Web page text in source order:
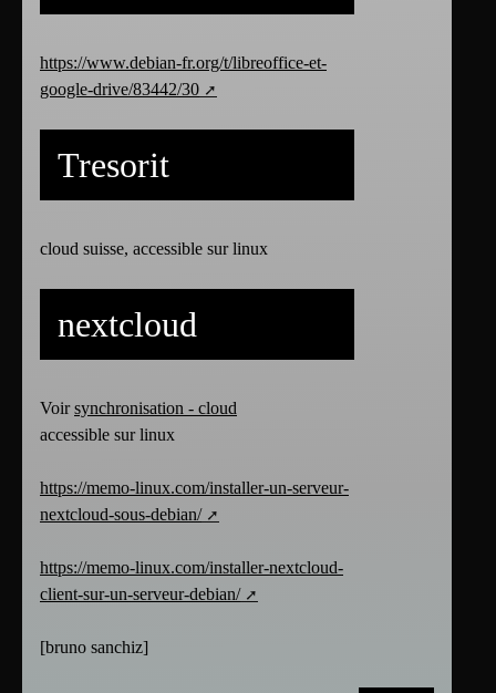
https://www.debian-fr.org/t/libreoffice-et-
google-drive/83442/30
Tresorit
cloud suisse, accessible sur linux
nextcloud
Voirsynchronisation - cloud
accessible sur linux
https://memo-linux.com/installer-un-serveur-
nextcloud-sous-debian/
https://memo-linux.com/installer-nextcloud-
client-sur-un-serveur-debian/
[bruno sanchiz]